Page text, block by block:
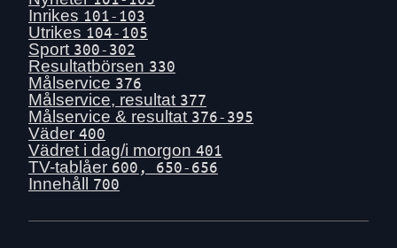
Lör 4 juli
Fre 3 juli
Tors 2 juli
Ons 1 juli
Tis 30 juni
Mån 29 juni
Sön 28 juni
Lör 27 juni
Fre 26 juni
Inrikes 101-103
Utrikes 104-105
Sport 300-302
Resultatbörsen 330
Målservice 376
Målservice, resultat 377
Målservice & resultat 376-395
Väder 400
Vädret i dag/i morgon 401
TV-tablåer 600, 650-656
Innehåll 700